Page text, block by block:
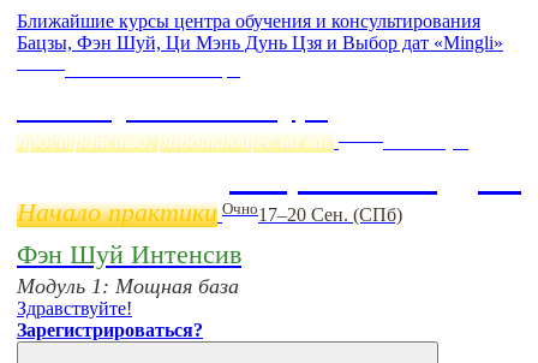
Ближайшие курсы центра обучения и консультирования
Бацзы, Фэн Шуй, Ци Мэнь Дунь Цзя и Выбор дат «Mingli»
пространство, работающее на вас
Начало практики Очно17–20 Сен. (СПб)
Фэн Шуй Интенсив
Модуль 1: Мощная база
Здравствуйте!
Зарегистрироваться?